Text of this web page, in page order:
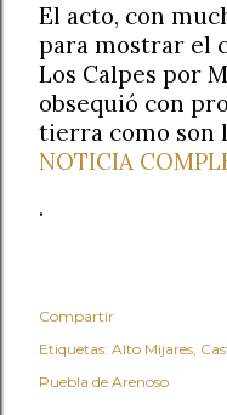
El acto, con
para mostrar el
Los Calpes por
obsequió con
tierra como son
NOTICIA
.
Compartir
Etiquetas: Alto Mijares
Puebla de Arenoso